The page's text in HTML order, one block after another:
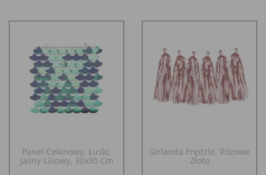
Panel Cekinowy, Łuski,
Jasny Liliowy, 30x30 Cm
Girlanda Frędzle, Różowe
Złoto